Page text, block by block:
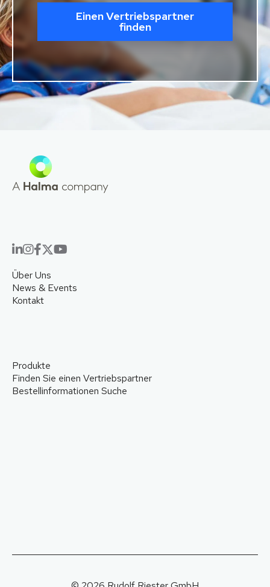
Einen Vertriebspartner
finden
Über Uns
News & Events
Kontakt
Produkte
Finden Sie einen Vertriebspartner
Bestellinformationen Suche